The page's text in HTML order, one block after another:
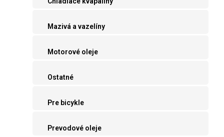
Mazivá a vazelíny
Motorové oleje
Ostatné
Pre bicykle
Prevodové oleje